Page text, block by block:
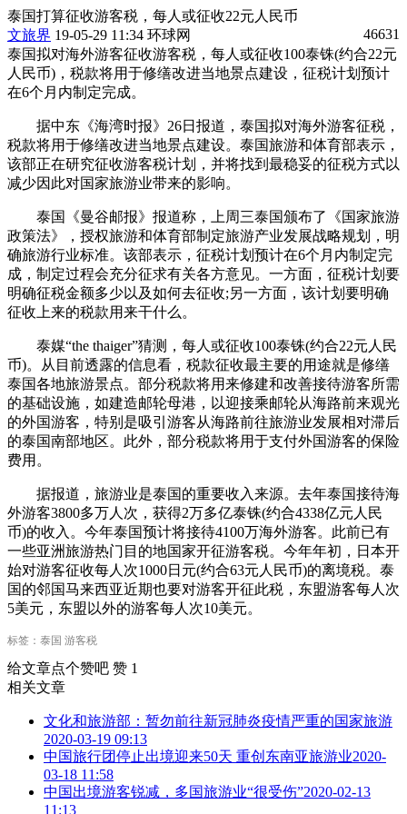
泰国打算征收游客税，每人或征收22元人民币
文旅界 19-05-29 11:34 环球网
46631
泰国拟对海外游客征收游客税，每人或征收100泰铢(约合22元
人民币)，税款将用于修缮改进当地景点建设，征税计划预计
在6个月内制定完成。
据中东《海湾时报》26日报道，泰国拟对海外游客征税，
税款将用于修缮改进当地景点建设。泰国旅游和体育部表示，
该部正在研究征收游客税计划，并将找到最稳妥的征税方式以
减少因此对国家旅游业带来的影响。
泰国《曼谷邮报》报道称，上周三泰国颁布了《国家旅游
政策法》，授权旅游和体育部制定旅游产业发展战略规划，明
确旅游行业标准。该部表示，征税计划预计在6个月内制定完
成，制定过程会充分征求有关各方意见。一方面，征税计划要
明确征税金额多少以及如何去征收;另一方面，该计划要明确
征收上来的税款用来干什么。
泰媒“the thaiger”猜测，每人或征收100泰铢(约合22元人民
币)。从目前透露的信息看，税款征收最主要的用途就是修缮
泰国各地旅游景点。部分税款将用来修建和改善接待游客所需
的基础设施，如建造邮轮母港，以迎接乘邮轮从海路前来观光
的外国游客，特别是吸引游客从海路前往旅游业发展相对滞后
的泰国南部地区。此外，部分税款将用于支付外国游客的保险
费用。
据报道，旅游业是泰国的重要收入来源。去年泰国接待海
外游客3800多万人次，获得2万多亿泰铢(约合4338亿元人民
币)的收入。今年泰国预计将接待4100万海外游客。此前已有
一些亚洲旅游热门目的地国家开征游客税。今年年初，日本开
始对游客征收每人次1000日元(约合63元人民币)的离境税。泰
国的邻国马来西亚近期也要对游客开征此税，东盟游客每人次
5美元，东盟以外的游客每人次10美元。
标签：泰国 游客税
给文章点个赞吧 赞 1
相关文章
文化和旅游部：暂勿前往新冠肺炎疫情严重的国家旅游
2020-03-19 09:13
中国旅行团停止出境迎来50天 重创东南亚旅游业2020-
03-18 11:58
中国出境游客锐减，多国旅游业“很受伤”2020-02-13
11:13